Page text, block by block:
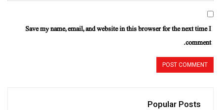
Save my name, email, and website in this browser for the next time I
comment.
Popular Posts